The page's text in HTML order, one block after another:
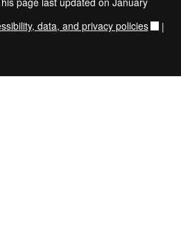
data, and privacy policies |